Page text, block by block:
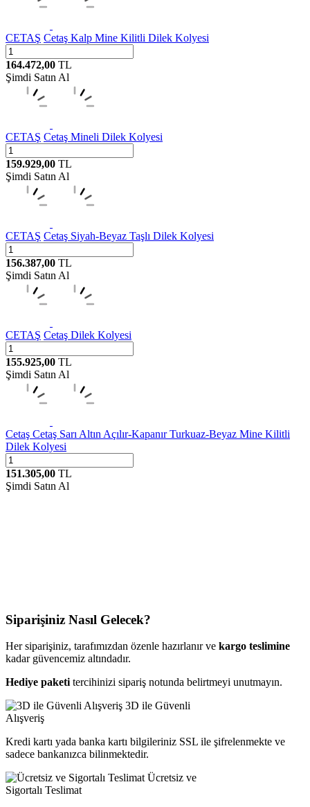
CETAŞ Cetaş Kalp Mine Kilitli Dilek Kolyesi
164.472,00 TL
Şimdi Satın Al
CETAŞ Cetaş Mineli Dilek Kolyesi
159.929,00 TL
Şimdi Satın Al
CETAŞ Cetaş Siyah-Beyaz Taşlı Dilek Kolyesi
156.387,00 TL
Şimdi Satın Al
CETAŞ Cetaş Dilek Kolyesi
155.925,00 TL
Şimdi Satın Al
Cetaş Cetaş Sarı Altın Açılır-Kapanır Turkuaz-Beyaz Mine Kilitli
Dilek Kolyesi
151.305,00 TL
Şimdi Satın Al
Siparişiniz Nasıl Gelecek?
Her siparişiniz, tarafımızdan özenle hazırlanır ve kargo teslimine
kadar güvencemiz altındadır.
Hediye paketi tercihinizi sipariş notunda belirtmeyi unutmayın.
3D ile Güvenli
Alışveriş
Kredi kartı yada banka kartı bilgileriniz SSL ile şifrelenmekte ve
sadece bankanızca bilinmektedir.
Ücretsiz ve
Sigortalı Teslimat